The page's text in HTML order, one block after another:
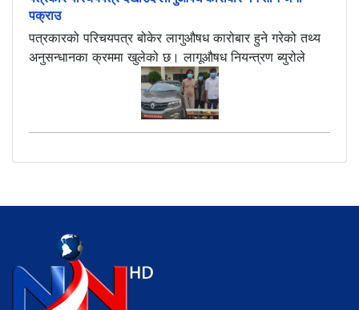
पक्राउ
पत्रकारको परिचयपत्र बोकेर लागुऔषध कारोबार हुने गरेको तथ्य
अनुसन्धानका क्रममा खुलेको छ। लागूऔषध नियन्त्रण ब्युरोले